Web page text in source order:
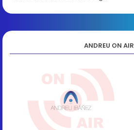
ANDREU ON AIR